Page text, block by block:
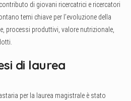
di giovani ricercatrici e ricercatori
temi chiave per l’evoluzione della
processi produttivi, valore nutrizionale,
di laurea
per la laurea magistrale è stato